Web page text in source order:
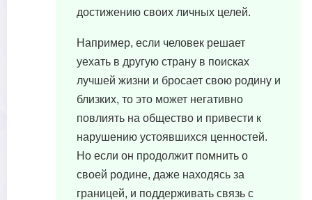
достижению своих личных целей.
Например, если человек решает
уехать в другую страну в поисках
лучшей жизни и бросает свою родину и
близких, то это может негативно
повлиять на общество и привести к
нарушению устоявшихся ценностей.
Но если он продолжит помнить о
своей родине, даже находясь за
границей, и поддерживать связь с